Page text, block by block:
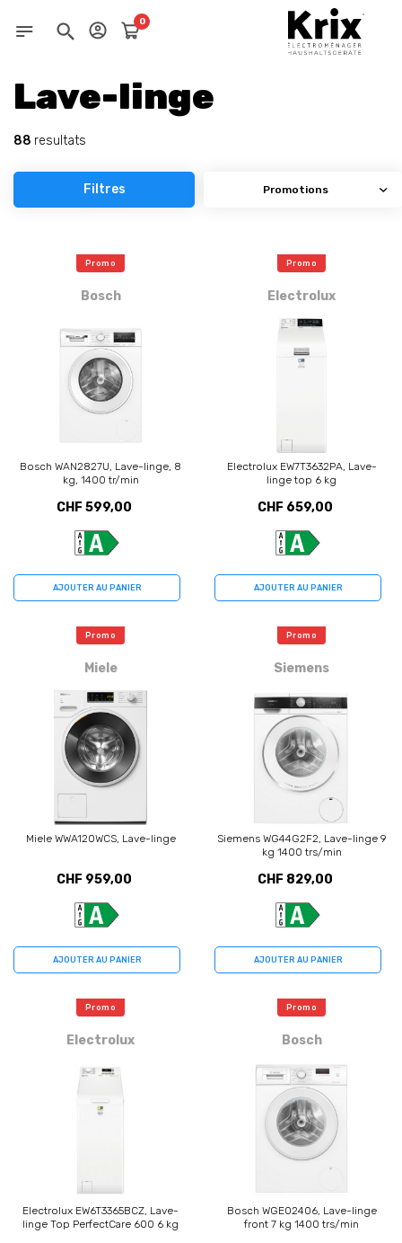
0
Lave-linge
88 resultats
Filtres
Promo
Bosch
Bosch WAN2827U, Lave-linge, 8
kg, 1400 tr/min
CHF 599,00
AJOUTER AU PANIER
Promo
Electrolux
Electrolux EW7T3632PA, Lave-
linge top 6 kg
CHF 659,00
AJOUTER AU PANIER
Promo
Miele
Miele WWA120WCS, Lave-linge
CHF 959,00
AJOUTER AU PANIER
Promo
Siemens
Siemens WG44G2F2, Lave-linge 9
kg 1400 trs/min
CHF 829,00
AJOUTER AU PANIER
Promo
Electrolux
Electrolux EW6T3365BCZ, Lave-
linge Top PerfectCare 600 6 kg
Promo
Bosch
Bosch WGE02406, Lave-linge
front 7 kg 1400 trs/min